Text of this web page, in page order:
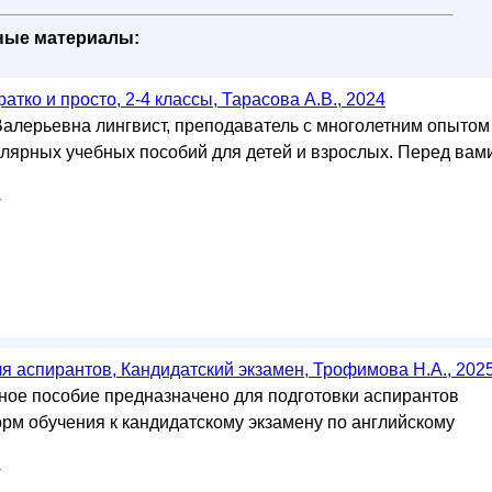
материалы:
и просто, 2-4 классы, Тарасова А.В., 2024
лингвист, преподаватель с многолетним опытом
учебных пособий для детей и взрослых. Перед
аспирантов, Кандидатский экзамен, Трофимова Н.А.,
пособие предназначено для подготовки аспирантов
обучения к кандидатскому экзамену по английскому